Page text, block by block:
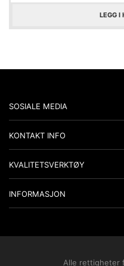
LEGG I
SOSIALE MEDIA
KONTAKT INFO
KVALITETSVERKTØY
INFORMASJON
Alle rettigheter